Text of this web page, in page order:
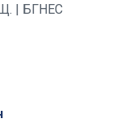
| БГНЕС